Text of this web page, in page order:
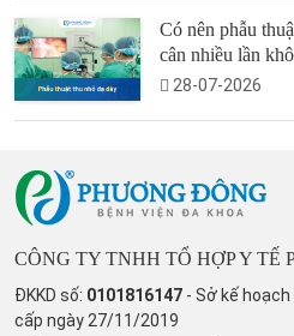
Có nên phẫu
cân nhiều lần
28-07-2026
CÔNG TY TNHH TỔ HỢP Y TẾ
ĐKKD số: 0101816147 - Sở kế
cấp ngày 27/11/2019